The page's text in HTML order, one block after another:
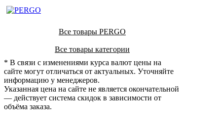
Все товары PERGO
Все товары категории
* В связи с изменениями курса валют цены на
сайте могут отличаться от актуальных. Уточняйте
информацию у менеджеров.
Указанная цена на сайте не является окончательной
— действует система скидок в зависимости от
объёма заказа.